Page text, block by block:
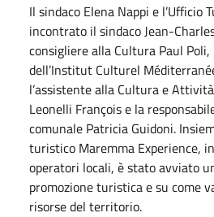
Il sindaco Elena Nappi e l’Ufficio
incontrato il sindaco Jean-
consigliere alla Cultura Paul
dell’Institut Culturel
l’assistente alla Cultura e
Leonelli François e la
comunale Patricia Guidoni.
turistico Maremma Experience,
operatori locali, è stato avviato
promozione turistica e su come
risorse del territorio.